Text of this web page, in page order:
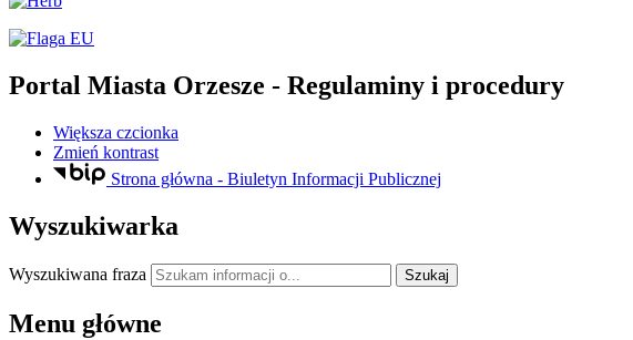
Portal Miasta Orzesze - Regulaminy i procedury
Większa czcionka
Zmień kontrast
Strona główna - Biuletyn Informacji Publicznej
Wyszukiwarka
Wyszukiwana fraza Szukaj
Menu główne